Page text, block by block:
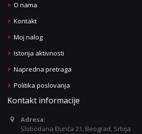
O nama
Kontakt
Moj nalog
Istorija aktivnosti
Napredna pretraga
Politika poslovanja
Kontakt informacije
Adresa:
Slobodana Đurića 21, Beograd, Srbija